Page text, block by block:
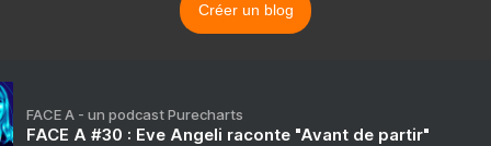
Créer un blog
FACE A - un podcast Purecharts
FACE A #30 : Eve Angeli raconte "Avant de partir"